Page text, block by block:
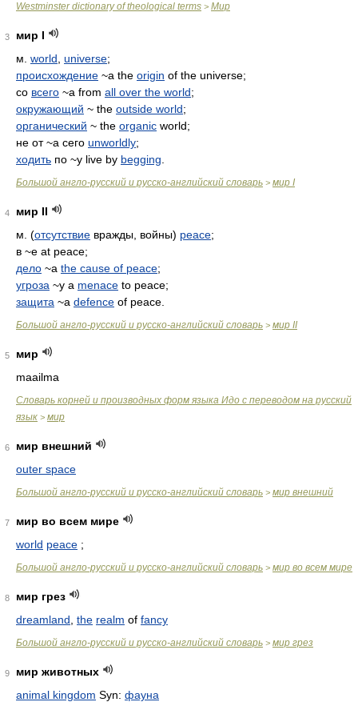
Westminster dictionary of theological terms > Мир
3
мир I
м. world universe;
происхождение ~а the origin of the universe;
со всего ~а from all over the world;
окружающий ~ the outside world;
органический ~ the organic world;
не от ~а сего unworldly;
ходить по ~у live by begging
Большой англо-русский и русско-английский словарь > мир I
4
мир II
м. (отсутствие вражды, войны) peace;
в ~е at peace;
дело ~а the cause of peace;
угроза ~у a menace to peace;
защита ~а defence of peace.
Большой англо-русский и русско-английский словарь > мир II
5
мир
maailma
Словарь корней и производных форм языка Идо с переводом на русский
язык > мир
6
мир внешний
outer space
Большой англо-русский и русско-английский словарь > мир внешний
7
мир во всем мире
world peace ;
Большой англо-русский и русско-английский словарь > мир во всем мире
8
мир грез
dreamland the realm of fancy
Большой англо-русский и русско-английский словарь > мир грез
9
мир животных
animal kingdom Syn: фауна